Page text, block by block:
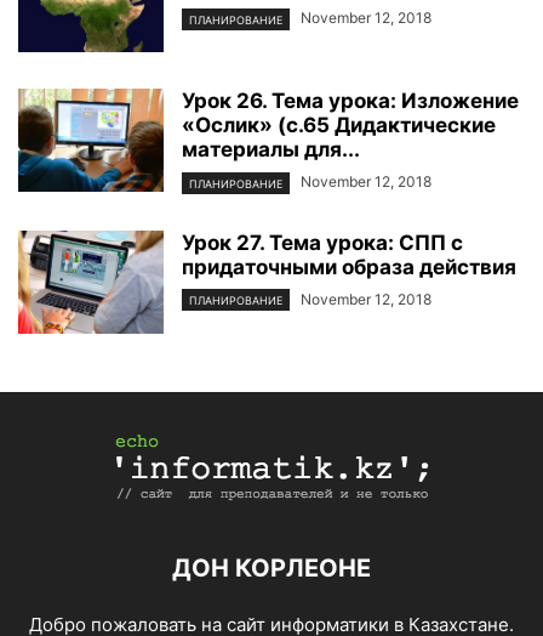
ПЛАНИРОВАНИЕ November 12, 2018
Урок 26. Тема урока: Изложение
«Ослик» (с.65 Дидактические
материалы для...
ПЛАНИРОВАНИЕ November 12, 2018
Урок 27. Тема урока: СПП с
придаточными образа действия
ПЛАНИРОВАНИЕ November 12, 2018
ДОН КОРЛЕОНЕ
Добро пожаловать на сайт информатики в Казахстане.